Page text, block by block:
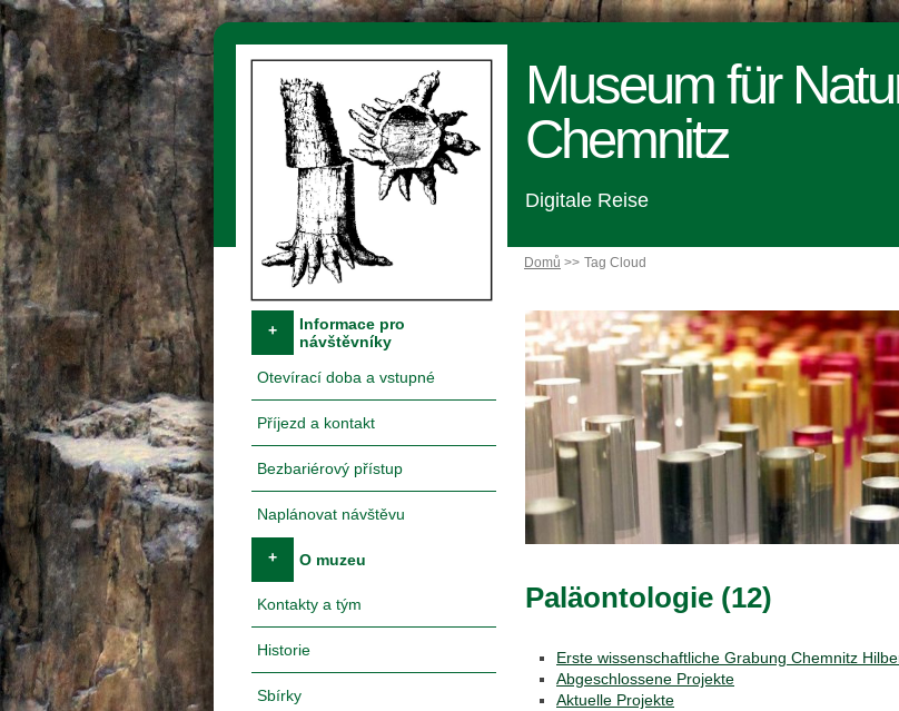
Museum für
Chemnitz
Digitale Reise
Domů Tag Cloud
Paläontologie (12)
Erste wissenschaftliche Grabung Chemnitz
Abgeschlossene Projekte
Aktuelle Projekte
Přeskočit navigaci
+
Informace pro
návštěvníky
Otevírací doba a vstupné
Příjezd a kontakt
Bezbariérový přístup
Naplánovat návštěvu
+ O muzeu
Kontakty a tým
Historie
Sbírky